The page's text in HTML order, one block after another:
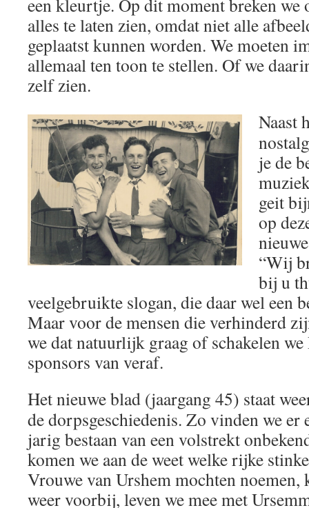
een kleurtje. Op dit moment breken we
alles te laten zien, omdat niet alle
geplaatst kunnen worden. We moeten
allemaal ten toon te stellen. Of we
zelf zien.
Naast
je de
geit
op
“Wij
bij u
veelgebruikte slogan, die daar wel een
Maar voor de mensen die verhinderd
we dat natuurlijk graag of schakelen
sponsors van veraf.
Het nieuwe blad (jaargang 45) staat
de dorpsgeschiedenis. Zo vinden we er
jarig bestaan van een volstrekt
komen we aan de weet welke rijke
Vrouwe van Urshem mochten noemen,
weer voorbij, leven we mee met